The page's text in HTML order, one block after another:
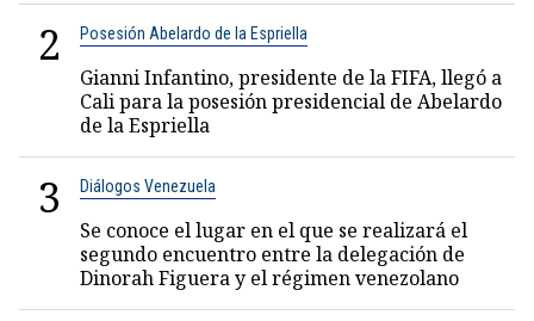
2 Posesión Abelardo de la Espriella
Gianni Infantino, presidente de la FIFA, llegó a
Cali para la posesión presidencial de Abelardo
de la Espriella
3 Diálogos Venezuela
Se conoce el lugar en el que se realizará el
segundo encuentro entre la delegación de
Dinorah Figuera y el régimen venezolano